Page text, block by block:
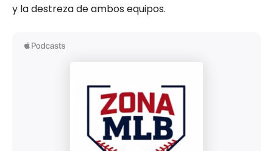
y la destreza de ambos equipos.